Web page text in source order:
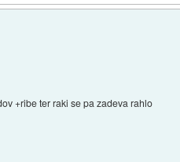
+ribe ter raki se pa zadeva rahlo